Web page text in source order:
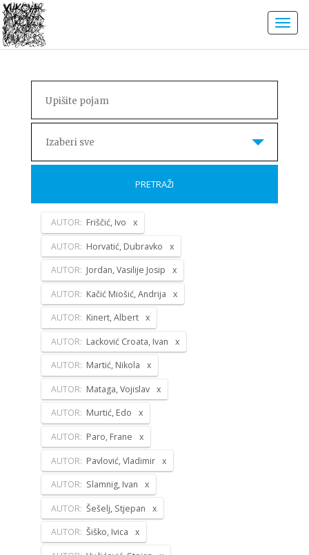
Izaberi sve
PRETRAŽI
AUTOR: Friščić, Ivo
AUTOR: Horvatić, Dubravko
AUTOR: Jordan, Vasilije Josip
AUTOR: Kačić Miošić, Andrija
AUTOR: Kinert, Albert
AUTOR: Lacković Croata, Ivan
AUTOR: Martić, Nikola
AUTOR: Mataga, Vojislav
AUTOR: Murtić, Edo
AUTOR: Paro, Frane
AUTOR: Pavlović, Vladimir
AUTOR: Slamnig, Ivan
AUTOR: Šešelj, Stjepan
AUTOR: Šiško, Ivica